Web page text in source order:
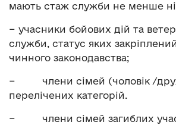
мають стаж служби не менше
− учасники бойових дій та
служби, статус яких
чинного законодавства;
− члени сімей (чоловік /
перелічених категорій.
− члени сімей загиблих